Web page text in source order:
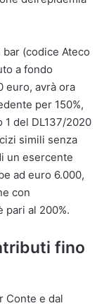
(codice Ateco
a fondo
euro, avrà ora
per 150%,
1 del DL137/2020
simili senza
un esercente
ad euro 6.000,
con
pari al 200%.
fino
Conte e dal